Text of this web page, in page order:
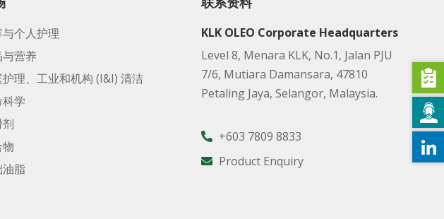
与个人护理
营养
护理、工业和机构 (I&I) 清洁
学
脂
KLK OLEO Corporate Headquarters
Level 8, Menara KLK, No.1, Jalan PJU
7/6, Mutiara Damansara, 47810
Petaling Jaya, Selangor, Malaysia.
+603 7809 8833
Product Enquiry